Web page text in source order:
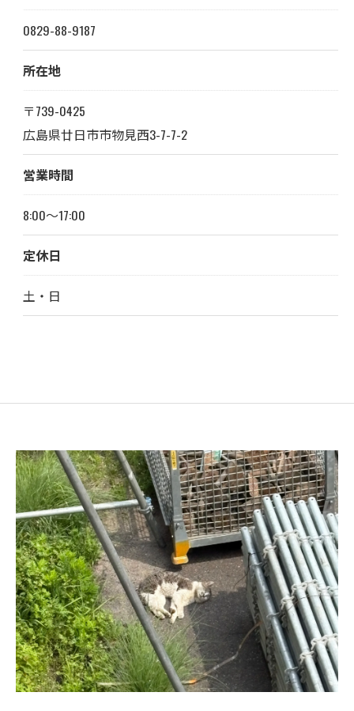
0829-88-9187
所在地
〒739-0425
広島県廿日市市物見西3-7-7-2
営業時間
8:00～17:00
定休日
土・日